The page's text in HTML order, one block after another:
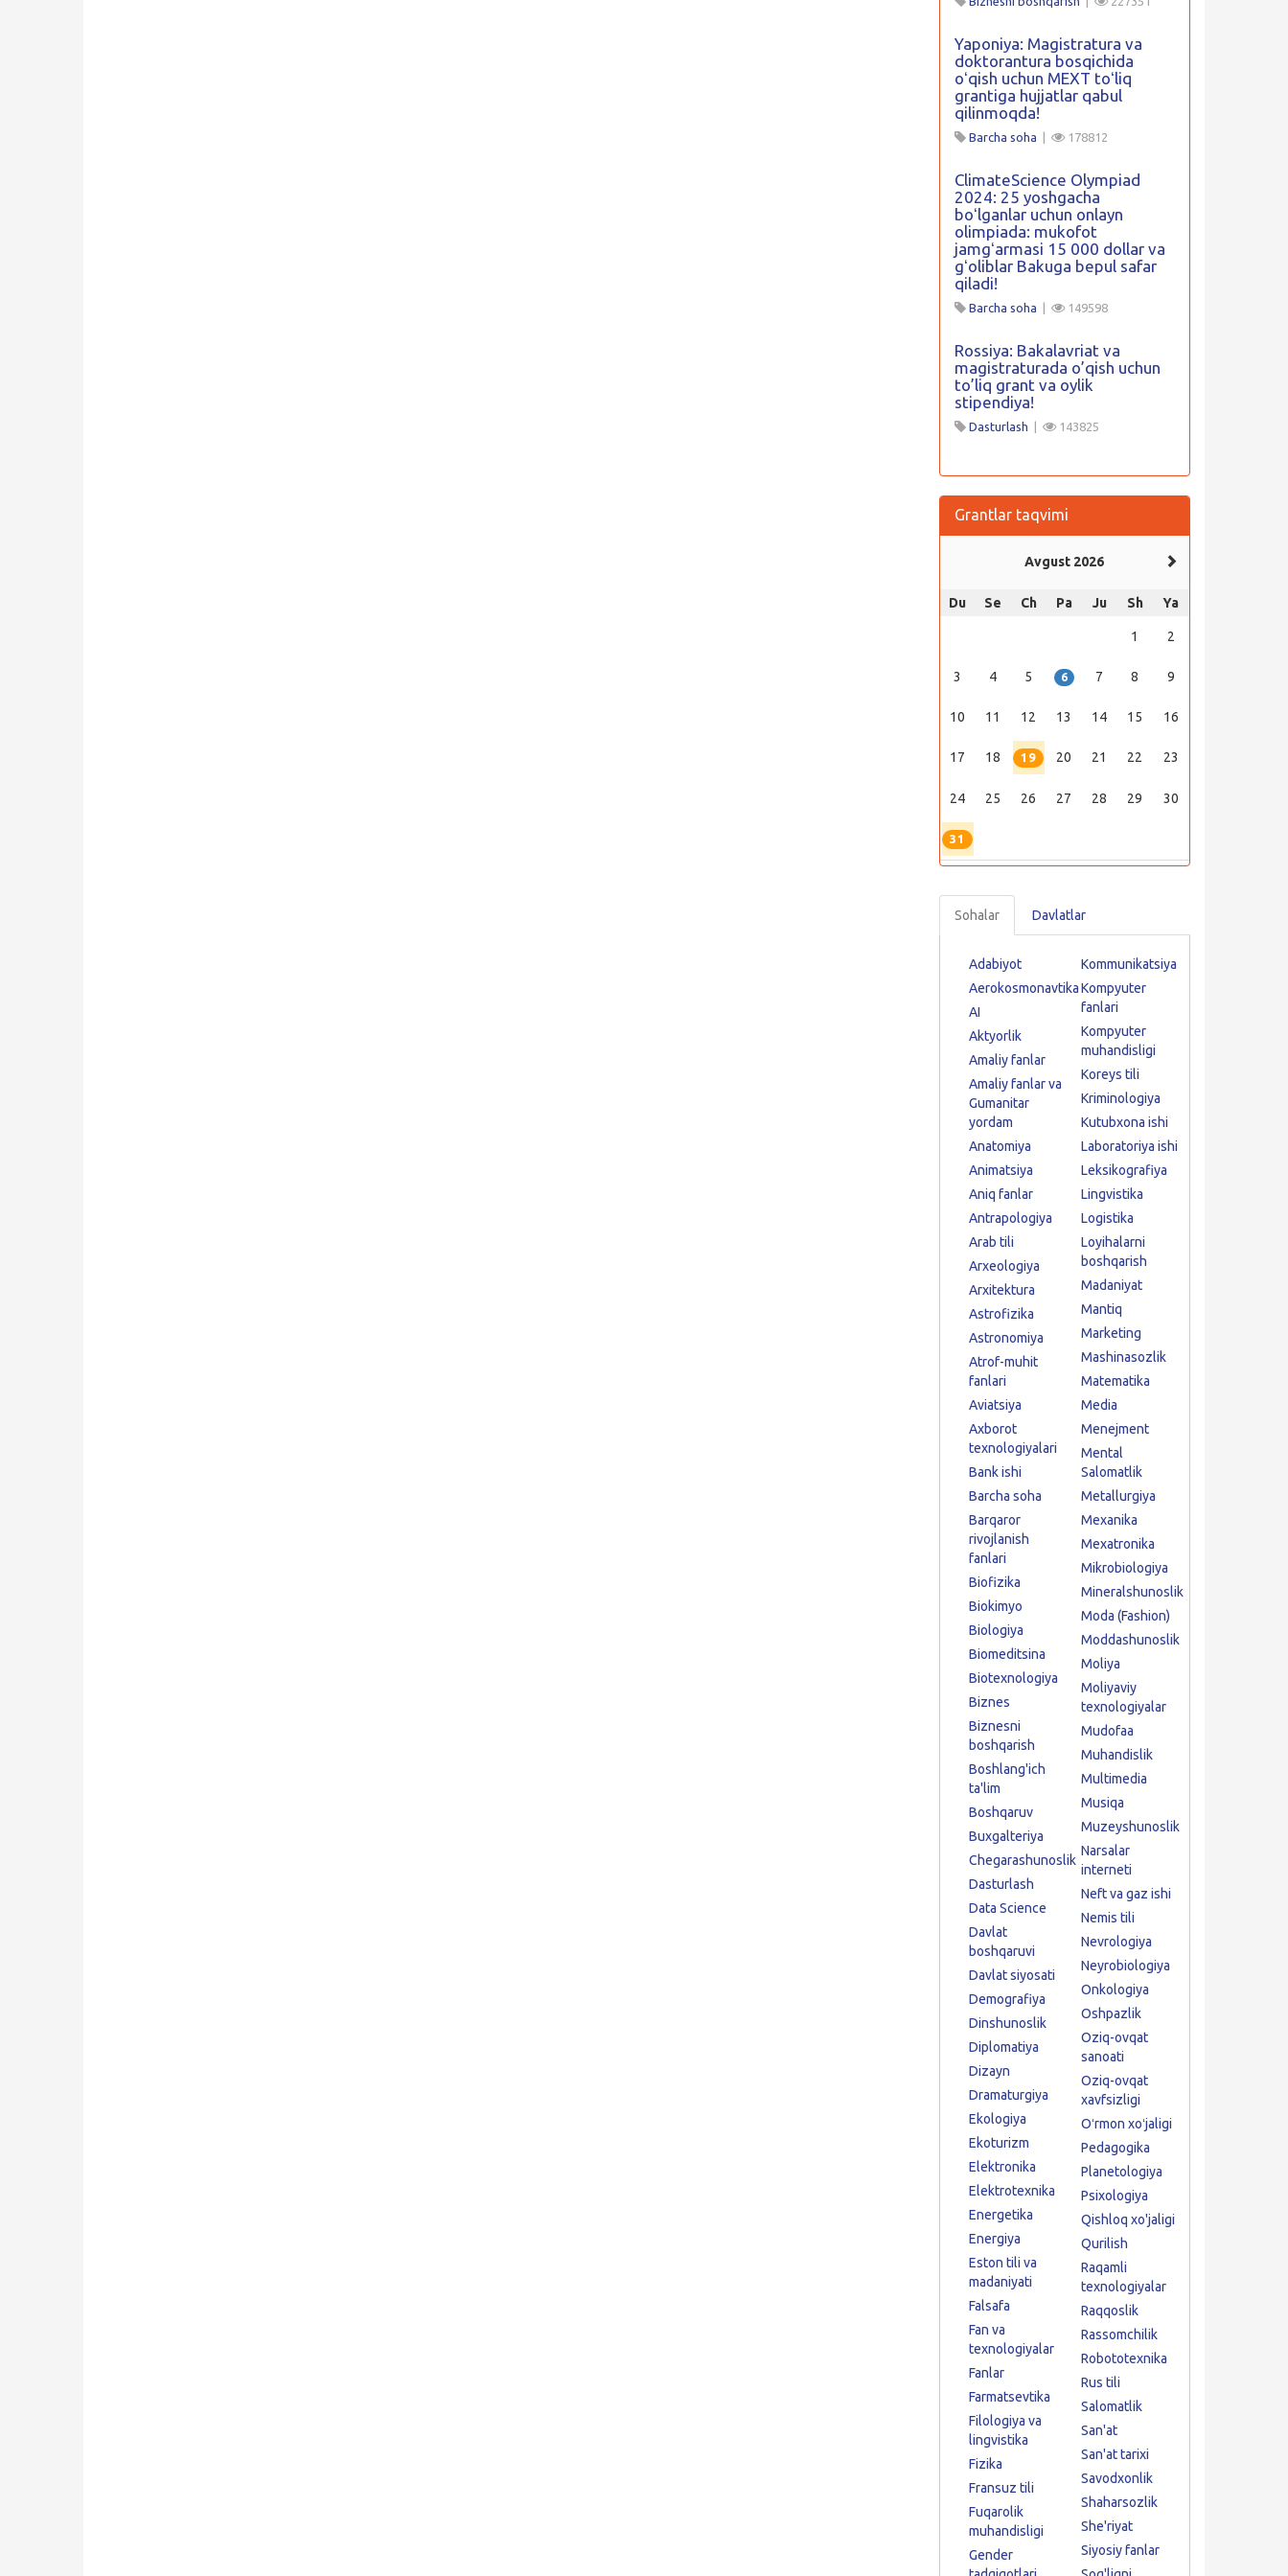
Yaponiya: Magistratura va
doktorantura bosqichida
oʻqish uchun MEXT toʻliq
grantiga hujjatlar qabul
qilinmoqda!
Barcha soha 178812
ClimateScience Olympiad
2024: 25 yoshgacha
boʻlganlar uchun onlayn
olimpiada: mukofot
jamgʻarmasi 15 000 dollar va
gʻoliblar Bakuga bepul safar
qiladi!
Barcha soha 149598
Rossiya: Bakalavriat va
magistraturada o’qish uchun
to’liq grant va oylik
stipendiya!
Dasturlash 143825
Grantlar taqvimi
Avgust 2026
Du Se Ch Pa Ju Sh Ya
1 2
3 4 5 6 7 8 9
10 11 12 13 14 15 16
17 18 19 20 21 22 23
24 25 26 27 28 29 30
31
Sohalar Davlatlar
Adabiyot
Aerokosmonavtika
AI
Aktyorlik
Amaliy fanlar
Amaliy fanlar va
Gumanitar
yordam
Anatomiya
Animatsiya
Aniq fanlar
Antrapologiya
Arab tili
Arxeologiya
Arxitektura
Astrofizika
Astronomiya
Atrof-muhit
fanlari
Aviatsiya
Axborot
texnologiyalari
Bank ishi
Barcha soha
Barqaror
rivojlanish
fanlari
Biofizika
Biokimyo
Biologiya
Biomeditsina
Biotexnologiya
Biznes
Biznesni
boshqarish
Boshlang'ich
ta'lim
Boshqaruv
Buxgalteriya
Chegarashunoslik
Dasturlash
Data Science
Davlat
boshqaruvi
Davlat siyosati
Demografiya
Dinshunoslik
Diplomatiya
Dizayn
Dramaturgiya
Ekologiya
Ekoturizm
Elektronika
Elektrotexnika
Energetika
Energiya
Eston tili va
madaniyati
Falsafa
Fan va
texnologiyalar
Fanlar
Farmatsevtika
Filologiya va
lingvistika
Fizika
Fransuz tili
Fuqarolik
muhandisligi
Gender
Kommunikatsiya
Kompyuter
fanlari
Kompyuter
muhandisligi
Koreys tili
Kriminologiya
Kutubxona ishi
Laboratoriya ishi
Leksikografiya
Lingvistika
Logistika
Loyihalarni
boshqarish
Madaniyat
Mantiq
Marketing
Mashinasozlik
Matematika
Media
Menejment
Mental
Salomatlik
Metallurgiya
Mexanika
Mexatronika
Mikrobiologiya
Mineralshunoslik
Moda (Fashion)
Moddashunoslik
Moliya
Moliyaviy
texnologiyalar
Mudofaa
Muhandislik
Multimedia
Musiqa
Muzeyshunoslik
Narsalar
interneti
Neft va gaz ishi
Nemis tili
Nevrologiya
Neyrobiologiya
Onkologiya
Oshpazlik
Oziq-ovqat
sanoati
Oziq-ovqat
xavfsizligi
Oʻrmon xoʻjaligi
Pedagogika
Planetologiya
Psixologiya
Qishloq xo'jaligi
Qurilish
Raqamli
texnologiyalar
Raqqoslik
Rassomchilik
Robototexnika
Rus tili
Salomatlik
San'at
San'at tarixi
Savodxonlik
Shaharsozlik
She'riyat
Siyosiy fanlar